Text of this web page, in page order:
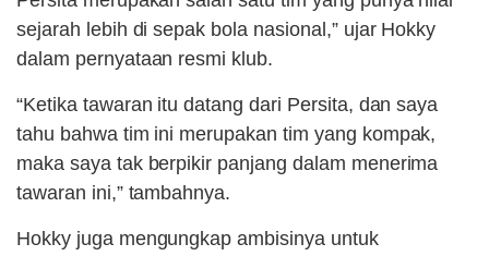
sejarah lebih di sepak bola nasional,” ujar Hokky
dalam pernyataan resmi klub.
“Ketika tawaran itu datang dari Persita, dan saya
tahu bahwa tim ini merupakan tim yang kompak,
maka saya tak berpikir panjang dalam menerima
tawaran ini,” tambahnya.
Hokky juga mengungkap ambisinya untuk